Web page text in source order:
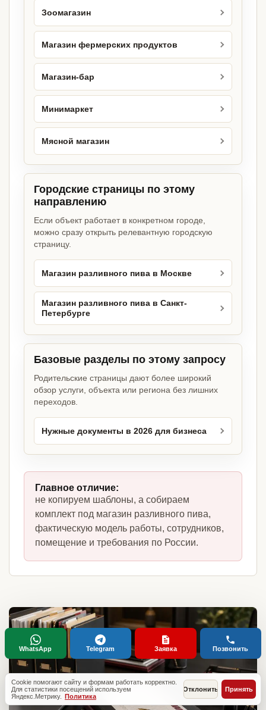
Зоомагазин
Магазин фермерских продуктов
Магазин-бар
Минимаркет
Мясной магазин
Городские страницы по этому
направлению
Если объект работает в конкретном городе,
можно сразу открыть релевантную городскую
страницу.
Магазин разливного пива в Москве
Магазин разливного пива в Санкт-
Петербурге
Базовые разделы по этому запросу
Родительские страницы дают более широкий
обзор услуги, объекта или региона без лишних
переходов.
Нужные документы в 2026 для бизнеса
Главное отличие:
не копируем шаблоны, а собираем
комплект под магазин разливного пива,
фактическую модель работы, сотрудников,
помещение и требования по России.
Cookie помогают сайту и формам работать корректно.
Для статистики посещений используем
Яндекс.Метрику. Политика
Отклонить Принять
WhatsApp Telegram Заявка Позвонить